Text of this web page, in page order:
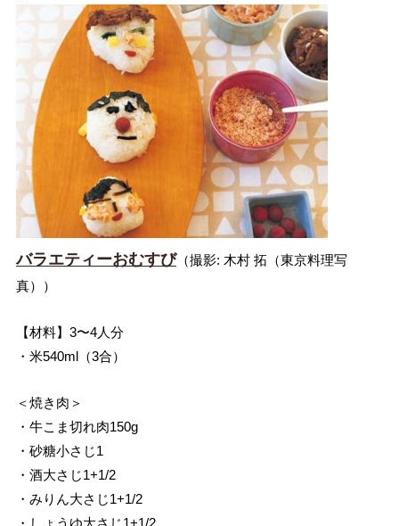
バラエティーおむすび（撮影: 木村 拓（東京料理写
真））
【材料】3〜4人分
・米540ml（3合）
＜焼き肉＞
・牛こま切れ肉150g
・砂糖小さじ1
・酒大さじ1+1/2
・みりん大さじ1+1/2
・しょうゆ大さじ1+1/2